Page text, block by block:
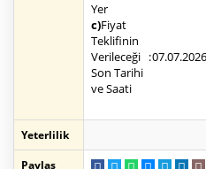
Yer
c)Fiyat
Teklifinin
Verileceği
Son Tarihi
ve Saati
:
Yeterlilik
Paylaş